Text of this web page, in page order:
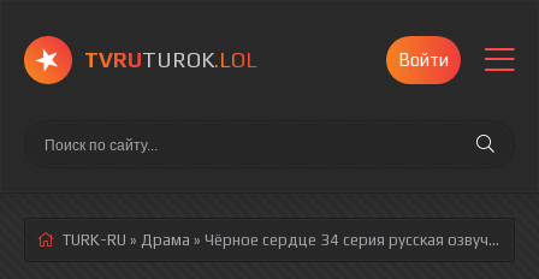
TVRUTUROK.LOL Войти
TURK-RU » Драма » Чёрное сердце 34 серия русская озвучка полностью смотреть онлайн!